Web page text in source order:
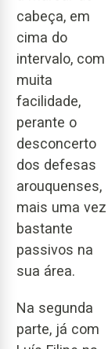
cabeça, em
cima do
intervalo, com
muita
facilidade,
perante o
desconcerto
dos defesas
arouquenses,
mais uma vez
bastante
passivos na
sua área.
Na segunda
parte, já com